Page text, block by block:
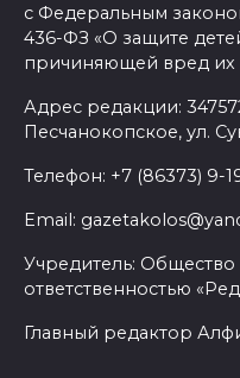
с Федеральным
436-ФЗ «О защите
причиняющей вред их
Адрес редакции:
Песчанокопское, ул.
Телефон: +7 (86373) 9-
Email:
Учредитель:
ответственностью
Главный редактор